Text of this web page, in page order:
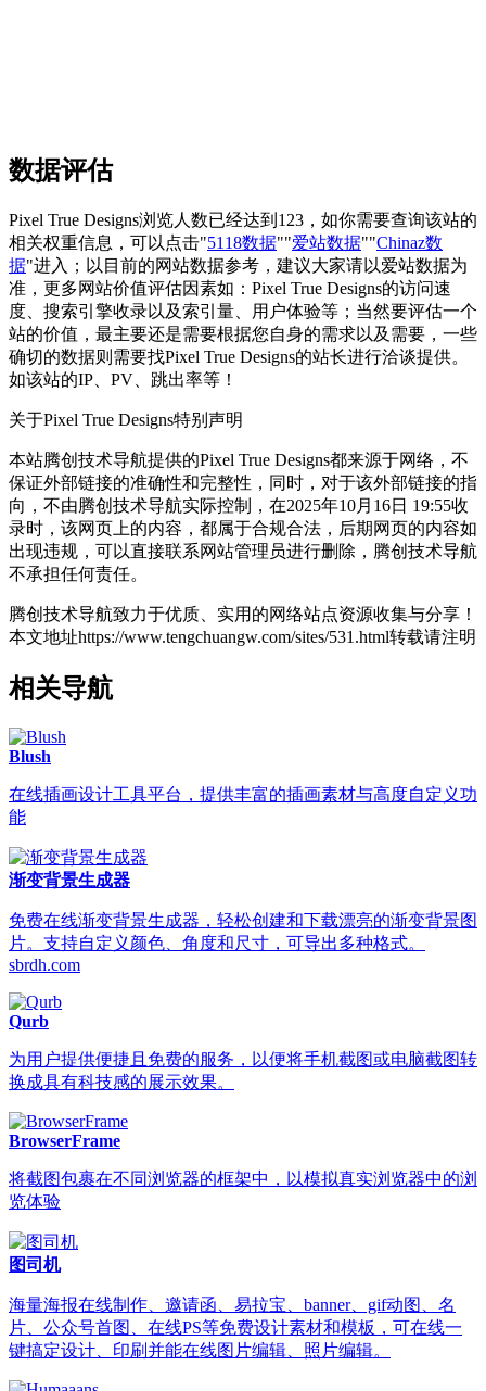
数据评估
Pixel True Designs浏览人数已经达到123，如你需要查询该站的
相关权重信息，可以点击"5118数据""爱站数据""Chinaz数
据"进入；以目前的网站数据参考，建议大家请以爱站数据为
准，更多网站价值评估因素如：Pixel True Designs的访问速
度、搜索引擎收录以及索引量、用户体验等；当然要评估一个
站的价值，最主要还是需要根据您自身的需求以及需要，一些
确切的数据则需要找Pixel True Designs的站长进行洽谈提供。
如该站的IP、PV、跳出率等！
关于Pixel True Designs特别声明
本站腾创技术导航提供的Pixel True Designs都来源于网络，不
保证外部链接的准确性和完整性，同时，对于该外部链接的指
向，不由腾创技术导航实际控制，在2025年10月16日 19:55收
录时，该网页上的内容，都属于合规合法，后期网页的内容如
出现违规，可以直接联系网站管理员进行删除，腾创技术导航
不承担任何责任。
腾创技术导航致力于优质、实用的网络站点资源收集与分享！
本文地址https://www.tengchuangw.com/sites/531.html转载请注明
相关导航
Blush
在线插画设计工具平台，提供丰富的插画素材与高度自定义功
能
渐变背景生成器
免费在线渐变背景生成器，轻松创建和下载漂亮的渐变背景图
片。支持自定义颜色、角度和尺寸，可导出多种格式。
sbrdh.com
Qurb
为用户提供便捷且免费的服务，以便将手机截图或电脑截图转
换成具有科技感的展示效果。
BrowserFrame
将截图包裹在不同浏览器的框架中，以模拟真实浏览器中的浏
览体验
图司机
海量海报在线制作、邀请函、易拉宝、banner、gif动图、名
片、公众号首图、在线PS等免费设计素材和模板，可在线一
键搞定设计、印刷并能在线图片编辑、照片编辑。